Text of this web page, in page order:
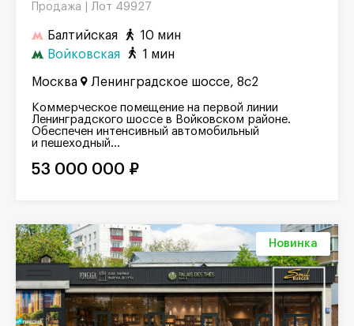
Продажа | Лот 49927
Балтийская
10 мин
Войковская
1 мин
Москва Ленинградское шоссе, 8с2
Коммерческое помещение на первой линии
Ленинградского шоссе в Войковском районе.
Обеспечен интенсивный автомобильный
и пешеходный...
53 000 000 ₽
Новинка